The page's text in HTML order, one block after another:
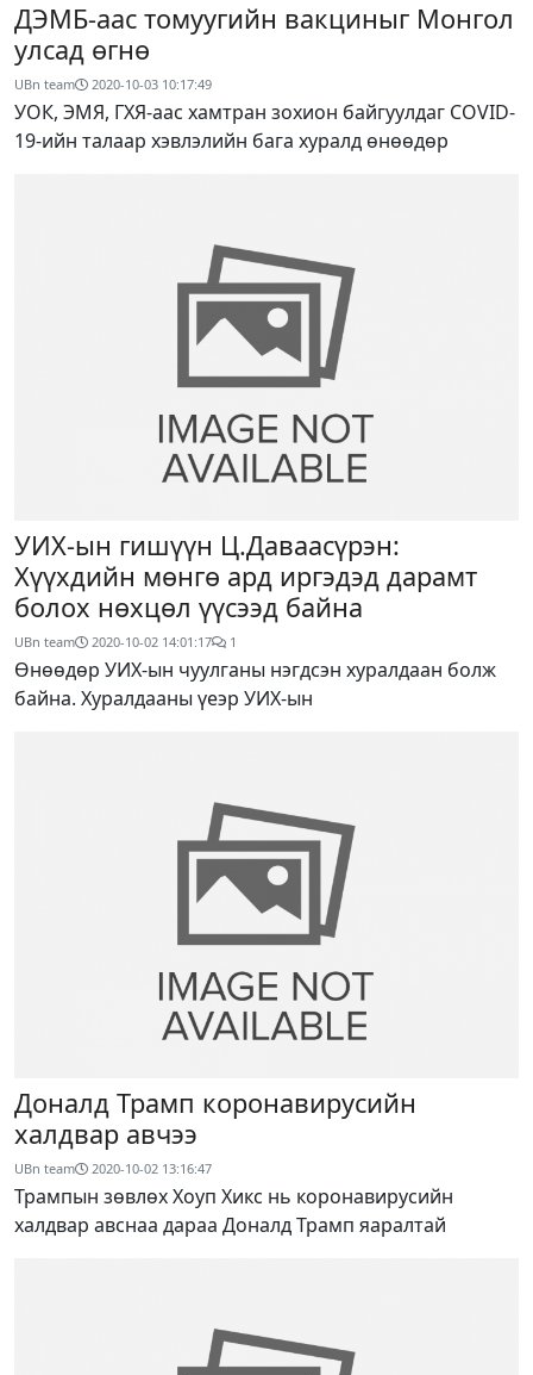
ДЭМБ-аас томуугийн вакциныг Монгол
улсад өгнө
UBn team 2020-10-03 10:17:49
УОК, ЭМЯ, ГХЯ-аас хамтран зохион байгуулдаг COVID-
19-ийн талаар хэвлэлийн бага хуралд өнөөдөр
УИХ-ын гишүүн Ц.Даваасүрэн:
Хүүхдийн мөнгө ард иргэдэд дарамт
болох нөхцөл үүсээд байна
UBn team 2020-10-02 14:01:17 1
Өнөөдөр УИХ-ын чуулганы нэгдсэн хуралдаан болж
байна. Хуралдааны үеэр УИХ-ын
Доналд Трамп коронавирусийн
халдвар авчээ
UBn team 2020-10-02 13:16:47
Трампын зөвлөх Хоуп Хикс нь коронавирусийн
халдвар авснаа дараа Доналд Трамп яаралтай